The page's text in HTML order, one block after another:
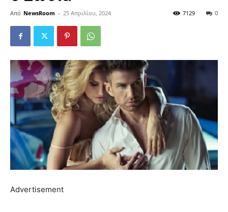
Από NewsRoom - 25 Απριλίου, 2024 0
7129
Advertisement